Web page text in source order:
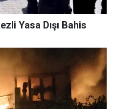
Yasa Dışı Bahis